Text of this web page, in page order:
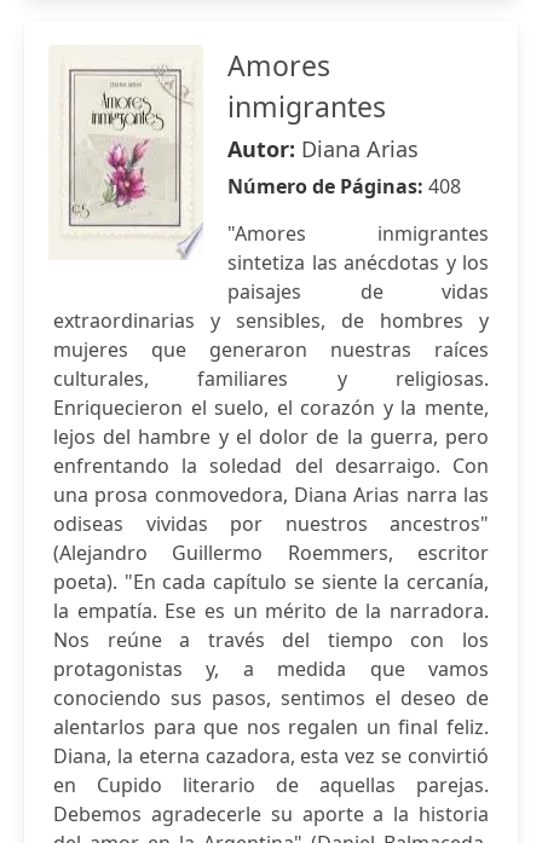
Amores
inmigrantes
Autor: Diana Arias
Número de Páginas: 408
"Amores inmigrantes
sintetiza las anécdotas y los
paisajes de vidas
extraordinarias y sensibles, de hombres y
mujeres que generaron nuestras raíces
culturales, familiares y religiosas.
Enriquecieron el suelo, el corazón y la mente,
lejos del hambre y el dolor de la guerra, pero
enfrentando la soledad del desarraigo. Con
una prosa conmovedora, Diana Arias narra las
odiseas vividas por nuestros ancestros"
(Alejandro Guillermo Roemmers, escritor
poeta). "En cada capítulo se siente la cercanía,
la empatía. Ese es un mérito de la narradora.
Nos reúne a través del tiempo con los
protagonistas y, a medida que vamos
conociendo sus pasos, sentimos el deseo de
alentarlos para que nos regalen un final feliz.
Diana, la eterna cazadora, esta vez se convirtió
en Cupido literario de aquellas parejas.
Debemos agradecerle su aporte a la historia